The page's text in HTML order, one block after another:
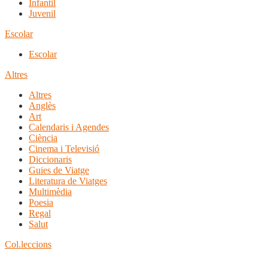
Infantil
Juvenil
Escolar
Escolar
Altres
Altres
Anglès
Art
Calendaris i Agendes
Ciència
Cinema i Televisió
Diccionaris
Guies de Viatge
Literatura de Viatges
Multimèdia
Poesia
Regal
Salut
Col.leccions